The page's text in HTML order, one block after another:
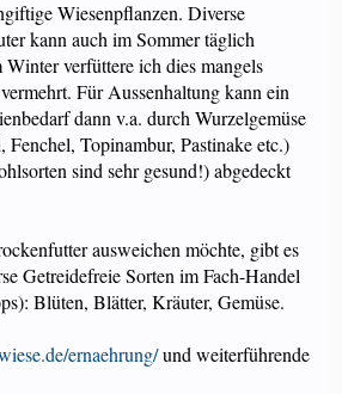
Wiesenpflanzen. Diverse
kann auch im Sommer täglich
verfüttere ich dies mangels
Für Aussenhaltung kann ein
dann v.a. durch Wurzelgemüse
Topinambur, Pastinake etc.)
sind sehr gesund!) abgedeckt
ausweichen möchte, gibt es
Getreidefreie Sorten im Fach-Handel
Blüten, Blätter, Kräuter, Gemüse.
ernaehrung/und weiterführende